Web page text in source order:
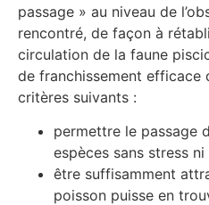
passage » au niveau de
rencontré, de façon à
circulation de la faune
de franchissement efficace
critères suivants :
permettre le passage
espèces sans stress ni
être suffisamment
poisson puisse en